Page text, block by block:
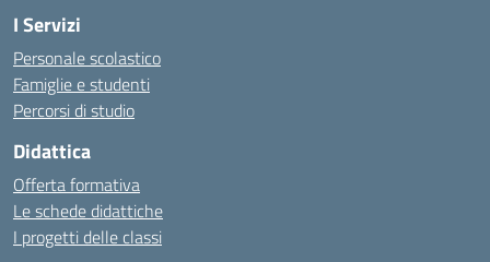
I Servizi
Personale scolastico
Famiglie e studenti
Percorsi di studio
Didattica
Offerta formativa
Le schede didattiche
I progetti delle classi